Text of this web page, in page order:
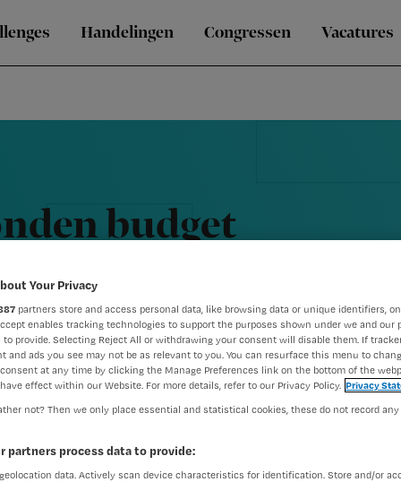
Handelingen Congressen Vacatures
budget
Your Privacy
partners store and access personal data, like browsing data or unique identifiers,
enables tracking technologies to support the purposes shown under we and our
to provide. Selecting Reject All or withdrawing your consent will disable them. If
and ads you see may not be as relevant to you. You can resurface this menu to
at any time by clicking the Manage Preferences link on the bottom of the
effect within our Website. For more details, refer to our Privacy Policy. Privacy
not? Then we only place essential and statistical cookies, these do not record
partners process data to provide:
data. Actively scan device characteristics for identification. Store and/or